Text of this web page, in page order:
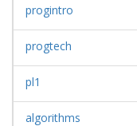
progintro
progtech
pl1
algorithms